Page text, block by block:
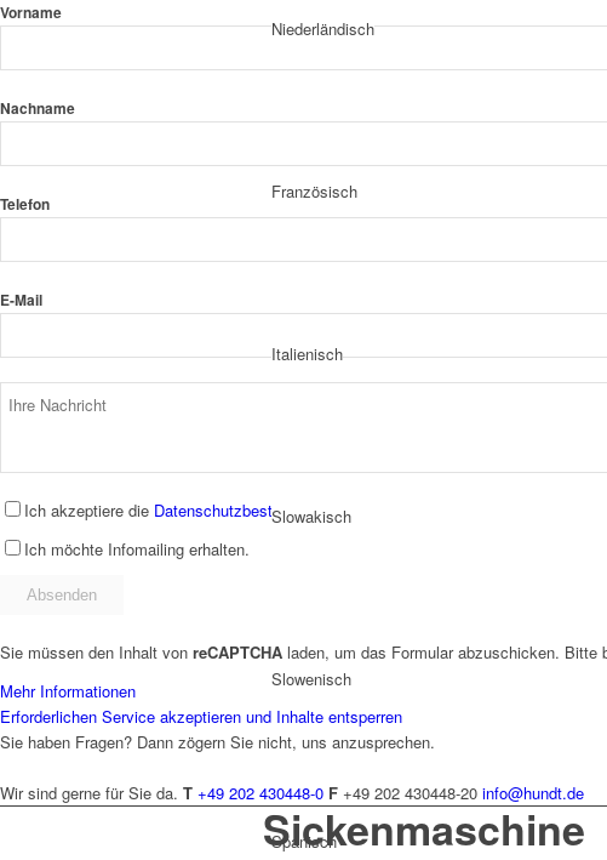
Niederländisch
Französisch
Italienisch
Slowakisch
Slowenisch
Spanisch
Vorname
Nachname
Telefon
E-Mail
Ich akzeptiere die Datenschutzbestimmungen.
Ich möchte Infomailing erhalten.
Sie müssen den Inhalt von reCAPTCHA laden, um das Formular abzuschicken.
Mehr Informationen
Erforderlichen Service akzeptieren und Inhalte entsperren
Sie haben Fragen? Dann zögern Sie nicht, uns anzusprechen.
Wir sind gerne für Sie da. T +49 202 430448-0 F +49 202 430448-20 info@hundt.de
Sickenmaschine